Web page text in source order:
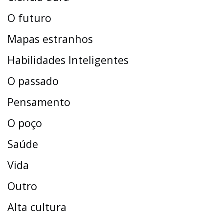
O futuro
Mapas estranhos
Habilidades Inteligentes
O passado
Pensamento
O poço
Saúde
Vida
Outro
Alta cultura